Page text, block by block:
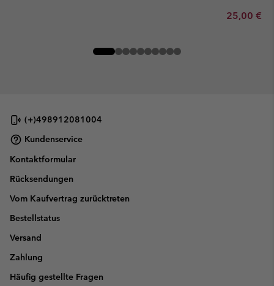
Minimum
25,00 €
(+)498912081004
Kundenservice
Kontaktformular
Rücksendungen
Vom Kaufvertrag zurücktreten
Bestellstatus
Versand
Zahlung
Häufig gestellte Fragen